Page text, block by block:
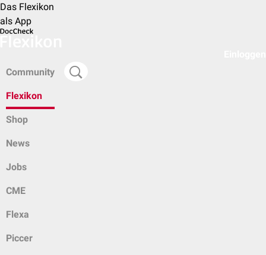
Das Flexikon
als App
Community
Flexikon
Shop
News
Jobs
CME
Flexa
Piccer